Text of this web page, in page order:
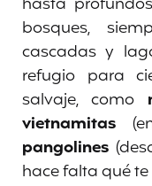
bosques,
cascadas y
refugio para
salvaje, como
vietnamitas
pangolines
hace falta qué